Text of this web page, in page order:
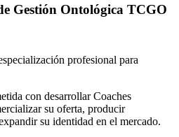
Gestión Ontológica TCGO
profesional para
con desarrollar Coaches
su oferta, producir
su identidad en el mercado.